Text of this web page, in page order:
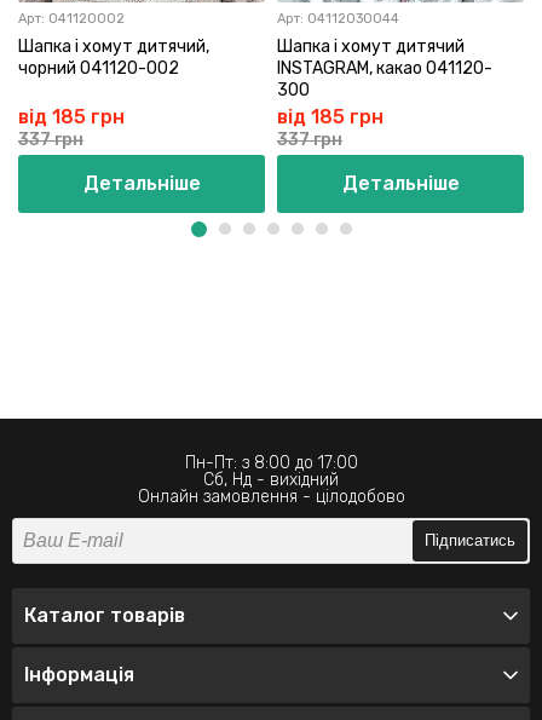
Арт: 041120002
Шапка і хомут дитячий,
чорний 041120-002
від 185 грн
337 грн
Детальніше
Арт: 04112030044
Шапка і хомут дитячий
INSTAGRAM, какао 041120-
300
від 185 грн
337 грн
Детальніше
Пн-Пт: з 8:00 до 17:00
Сб, Нд - вихідний
Онлайн замовлення - цілодобово
Підписатись
Каталог товарів
Інформація